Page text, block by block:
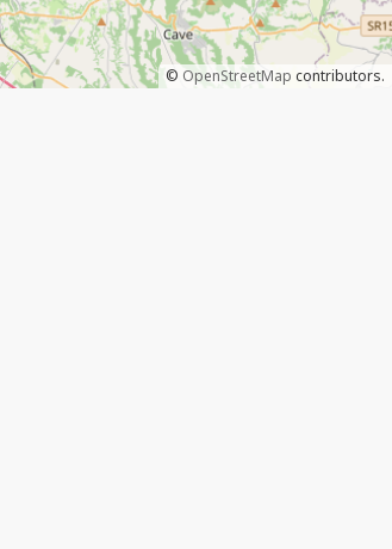
© OpenStreetMap contributors.